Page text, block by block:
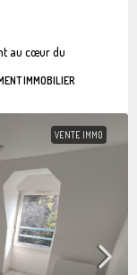
au cœur du
IMMOBILIER
VENTE IMMO